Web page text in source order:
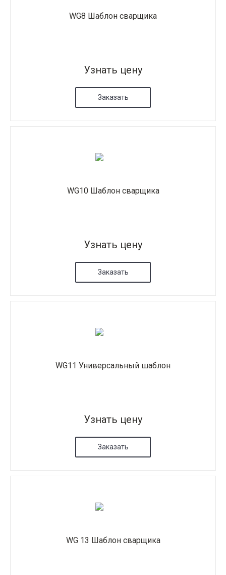
WG8 Шаблон сварщика
Узнать цену
Заказать
WG10 Шаблон сварщика
Узнать цену
Заказать
WG11 Универсальный шаблон
Узнать цену
Заказать
WG 13 Шаблон сварщика